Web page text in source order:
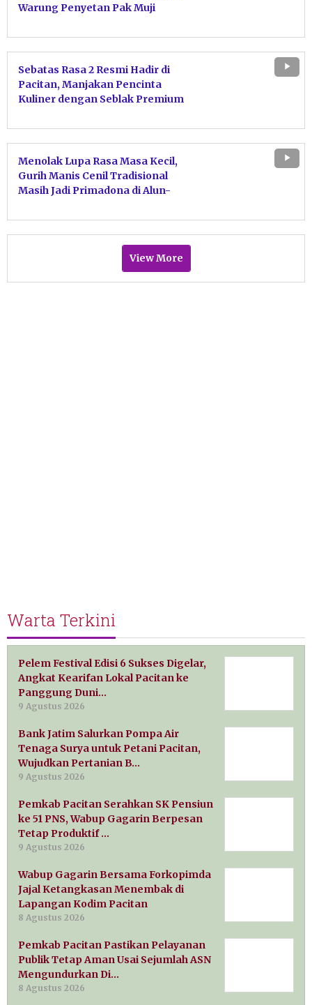
Warung Penyetan Pak Muji
Sebatas Rasa 2 Resmi Hadir di
Pacitan, Manjakan Pencinta
Kuliner dengan Seblak Premium
Menolak Lupa Rasa Masa Kecil,
Gurih Manis Cenil Tradisional
Masih Jadi Primadona di Alun-
View More
Warta Terkini
Pelem Festival Edisi 6 Sukses Digelar,
Angkat Kearifan Lokal Pacitan ke
Panggung Duni…
9 Agustus 2026
Bank Jatim Salurkan Pompa Air
Tenaga Surya untuk Petani Pacitan,
Wujudkan Pertanian B…
9 Agustus 2026
Pemkab Pacitan Serahkan SK Pensiun
ke 51 PNS, Wabup Gagarin Berpesan
Tetap Produktif …
9 Agustus 2026
Wabup Gagarin Bersama Forkopimda
Jajal Ketangkasan Menembak di
Lapangan Kodim Pacitan
8 Agustus 2026
Pemkab Pacitan Pastikan Pelayanan
Publik Tetap Aman Usai Sejumlah ASN
Mengundurkan Di…
8 Agustus 2026